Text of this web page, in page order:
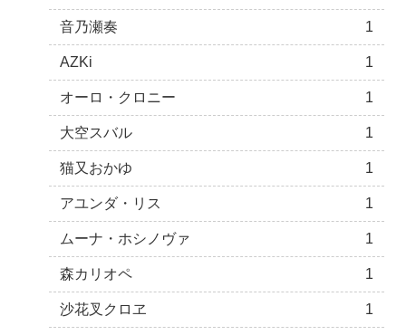
音乃瀬奏 1
AZKi 1
オーロ・クロニー 1
大空スバル 1
猫又おかゆ 1
アユンダ・リス 1
ムーナ・ホシノヴァ 1
森カリオペ 1
沙花叉クロヱ 1